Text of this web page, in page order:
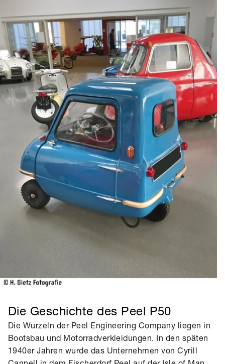
Die Geschichte des Peel P50
Die Wurzeln der Peel Engineering Company liegen in
Bootsbau und Motorradverkleidungen. In den späten
1940er Jahren wurde das Unternehmen von Cyrill